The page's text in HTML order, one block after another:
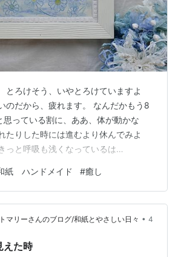
とろけそう、いやとろけていますよ
のだから、疲れます。 なんだかもう8
思っている割に、ああ、体が動かな
たりした時には進むより休んでみよ
っと呼吸も浅くなっているは
体の力が抜けてほぐれてきたら、ゆっ
鮮な空気を体いっぱいに吸い込んでみ
体中に新しい気をめぐらせて、そして
コーヒーでもいかがですか？ 今日もお
た明日も良い1日をお過ごしください。
しいコーヒー、飲み…
紙 ハンドメイド #癒し
マリーさんのブログ/和紙とやさしい日々 • 4
えた時